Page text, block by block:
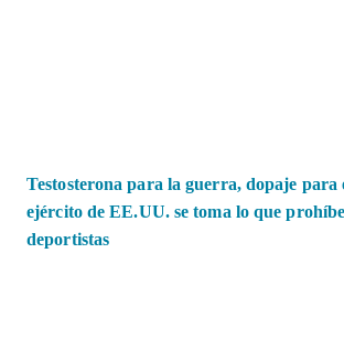
Testosterona para la guerra, dopaje para
ejército de EE.UU. se toma lo que
deportistas